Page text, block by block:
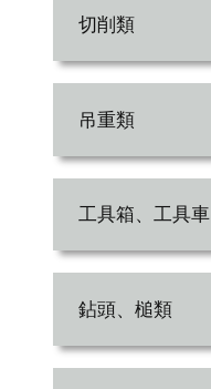
切削類
吊重類
工具箱、工具車
鉆頭、槌類